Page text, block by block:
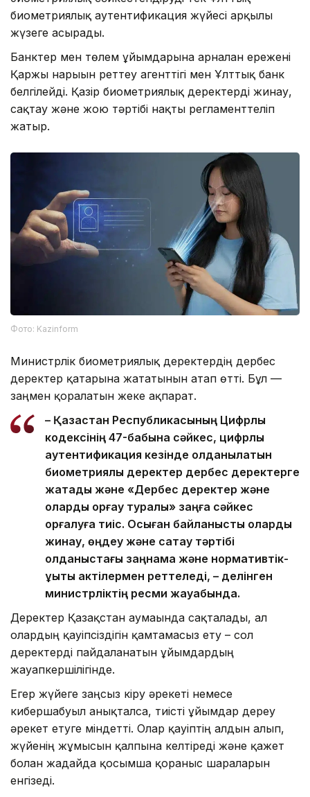
биометриялық аутентификация жүйесі арқылы
жүзеге асырады.
Банктер мен төлем ұйымдарына арналған ережені
Қаржы нарығын реттеу агенттігі мен Ұлттық банк
белгілейді. Қазір биометриялық деректерді жинау,
сақтау және жою тәртібі нақты регламенттеліп
жатыр.
Фото: Kazinform
Министрлік биометриялық деректердің дербес
деректер қатарына жататынын атап өтті. Бұл —
заңмен қорғалатын жеке ақпарат.
– Қазақстан Республикасының Цифрлық
кодексінің 47-бабына сәйкес, цифрлық
аутентификация кезінде қолданылатын
биометриялық деректер дербес деректерге
жатады және «Дербес деректер және
оларды қорғау туралы» заңға сәйкес
қорғалуға тиіс. Осыған байланысты оларды
жинау, өңдеу және сақтау тәртібі
қолданыстағы заңнама және нормативтік-
құқықтық актілермен реттеледі, – делінген
министрліктің ресми жауабында.
Деректер Қазақстан аумағында сақталады, ал
олардың қауіпсіздігін қамтамасыз ету – сол
деректерді пайдаланатын ұйымдардың
жауапкершілігінде.
Егер жүйеге заңсыз кіру әрекеті немесе
кибершабуыл анықталса, тиісті ұйымдар дереу
әрекет етуге міндетті. Олар қауіптің алдын алып,
жүйенің жұмысын қалпына келтіреді және қажет
болған жағдайда қосымша қорғаныс шараларын
енгізеді.